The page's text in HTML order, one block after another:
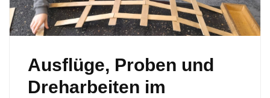
Ausflüge, Proben und
Dreharbeiten im